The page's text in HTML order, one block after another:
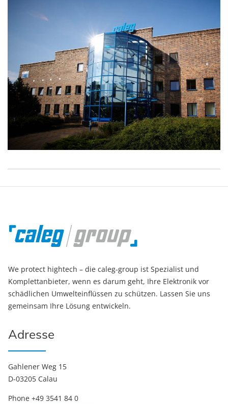
We protect hightech – die caleg-group ist Spezialist und
Komplettanbieter, wenn es darum geht, Ihre Elektronik vor
schädlichen Umwelteinflüssen zu schützen. Lassen Sie uns
gemeinsam Ihre Lösung entwickeln.
Adresse
Gahlener Weg 15
D-03205 Calau
Phone +49 3541 84 0